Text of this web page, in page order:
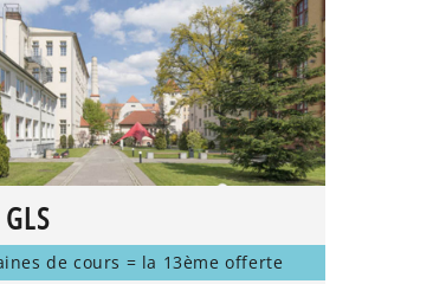
de cours = la 13ème offerte